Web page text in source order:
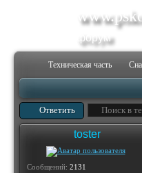
форум
Техническая часть
Ответить
toster
Сообщений: 2131